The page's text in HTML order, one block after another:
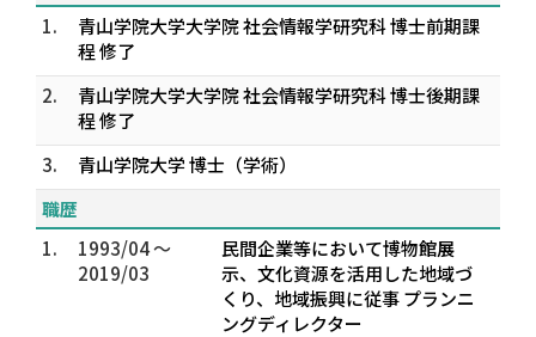
1.
青山学院大学大学院 社会情報学研究科 博士前期課
程 修了
2.
青山学院大学大学院 社会情報学研究科 博士後期課
程 修了
3.
青山学院大学 博士（学術）
職歴
1.
1993/04 ～
2019/03
民間企業等において博物館展
示、文化資源を活用した地域づ
くり、地域振興に従事 プランニ
ングディレクター